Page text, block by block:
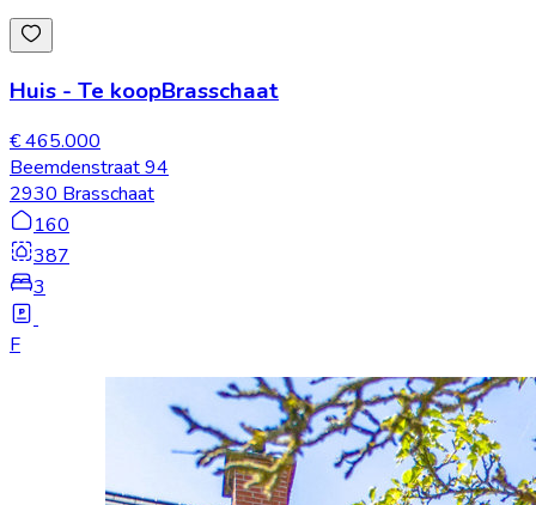
Huis - Te koopBrasschaat
€ 465.000
Beemdenstraat 94
2930 Brasschaat
160
387
3
F